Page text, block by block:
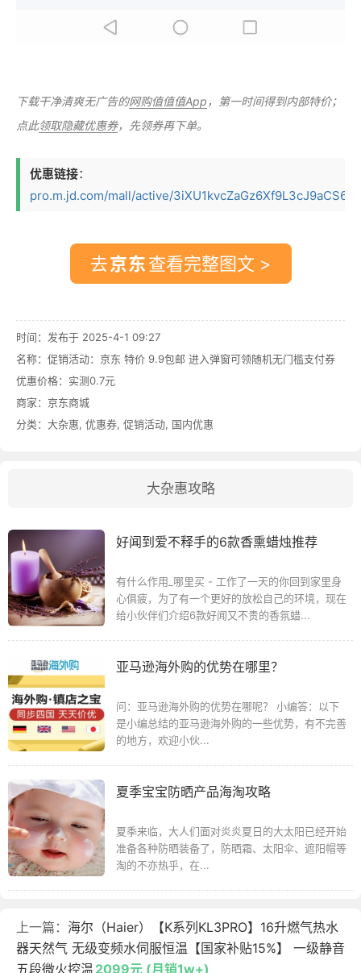
下载干净清爽无广告的网购值值值App ，第一时间得到内部特价；
点此领取隐藏优惠券，先领券再下单。
优惠链接：
pro.m.jd.com/mall/active/
去 查看完整图文 >
时间：发布于 2025-4-1 09:27
名称： 促销活动：京东 特价 9.9包邮 进入弹窗可领随机无门槛支付券
优惠价格： 实测0.7元
商家： 京东商城
分类： 大杂惠, 优惠券, 促销活动, 国内优惠
大杂惠攻略
好闻到爱不释手的6款香熏蜡烛推荐
有什么作用_哪里买 - 工作了一天的你回到家里身
心俱疲，为了有一个更好的放松自己的环境，现在
给小伙伴们介绍6款好闻又不贵的香氛蜡...
亚马逊海外购的优势在哪里？
问：亚马逊海外购的优势在哪呢？ 小编答：以下
是小编总结的亚马逊海外购的一些优势，有不完善
的地方，欢迎小伙...
夏季宝宝防晒产品海淘攻略
夏季来临，大人们面对炎炎夏日的大太阳已经开始
准备各种防晒装备了，防晒霜、太阳伞、遮阳帽等
淘的不亦热乎，在...
上一篇： 海尔（Haier）【K系列KL3PRO】16升燃气热水
器天然气 无级变频水伺服恒温【国家补贴15%】 一级静音
五段微火控温 2099元 (月销1w+)